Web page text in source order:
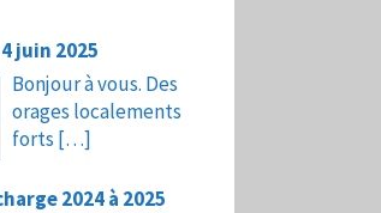
juin 2025
Bonjour à vous. Des
orages localements
forts […]
2024 à 2025